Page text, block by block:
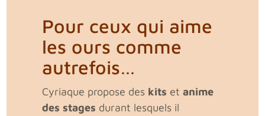
Pour ceux qui aime
les ours comme
autrefois…
Cyriaque propose des kits etanime
des stages durant lesquels il